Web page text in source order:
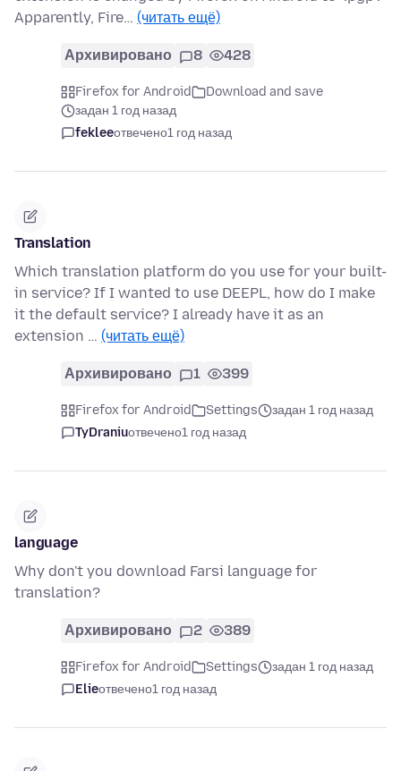
Apparently, Fire… (читать ещё)
Архивировано 8 428
Firefox for Android
Download and save
задан 1 год назад
fekleeотвечено1 год назад
Translation
Which translation platform do you use for your built-
in service? If I wanted to use DEEPL, how do I make
it the default service? I already have it as an
extension … (читать ещё)
Архивировано 1 399
Firefox for Android Settings
задан 1 год назад
TyDraniuотвечено1 год назад
language
Why don't you download Farsi language for
translation?
Архивировано 2 389
Firefox for Android Settings
задан 1 год назад
Elieотвечено1 год назад